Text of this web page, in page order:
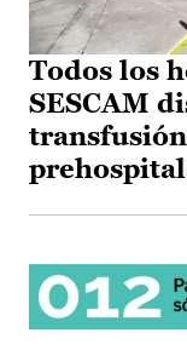
Todos los
SESCAM